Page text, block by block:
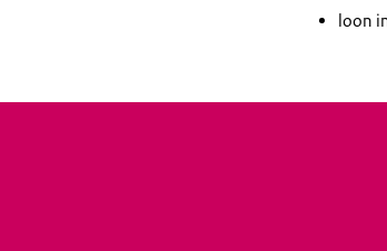
loon